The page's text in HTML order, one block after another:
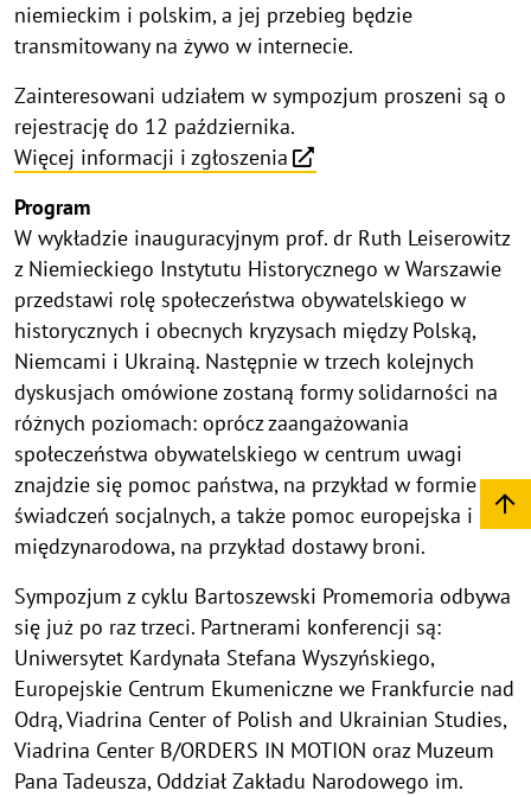
niemieckim i polskim, a jej przebieg będzie
transmitowany na żywo w internecie.
Zainteresowani udziałem w sympozjum proszeni są o
rejestrację do 12 października.
Więcej informacji i zgłoszenia
Program
W wykładzie inauguracyjnym prof. dr Ruth Leiserowitz
z Niemieckiego Instytutu Historycznego w Warszawie
przedstawi rolę społeczeństwa obywatelskiego w
historycznych i obecnych kryzysach między Polską,
Niemcami i Ukrainą. Następnie w trzech kolejnych
dyskusjach omówione zostaną formy solidarności na
różnych poziomach: oprócz zaangażowania
społeczeństwa obywatelskiego w centrum uwagi
znajdzie się pomoc państwa, na przykład w formie
świadczeń socjalnych, a także pomoc europejska i
międzynarodowa, na przykład dostawy broni.
Sympozjum z cyklu Bartoszewski Promemoria odbywa
się już po raz trzeci. Partnerami konferencji są:
Uniwersytet Kardynała Stefana Wyszyńskiego,
Europejskie Centrum Ekumeniczne we Frankfurcie nad
Odrą, Viadrina Center of Polish and Ukrainian Studies,
Viadrina Center B/ORDERS IN MOTION oraz Muzeum
Pana Tadeusza, Oddział Zakładu Narodowego im.